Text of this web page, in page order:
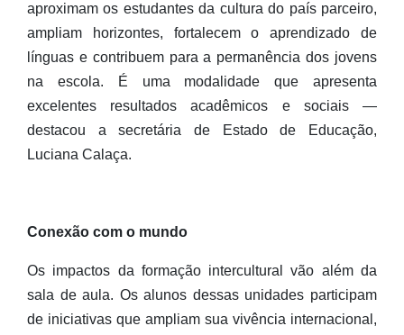
aproximam os estudantes da cultura do país parceiro,
ampliam horizontes, fortalecem o aprendizado de
línguas e contribuem para a permanência dos jovens
na escola. É uma modalidade que apresenta
excelentes resultados acadêmicos e sociais —
destacou a secretária de Estado de Educação,
Luciana Calaça.
Conexão com o mundo
Os impactos da formação intercultural vão além da
sala de aula. Os alunos dessas unidades participam
de iniciativas que ampliam sua vivência internacional,